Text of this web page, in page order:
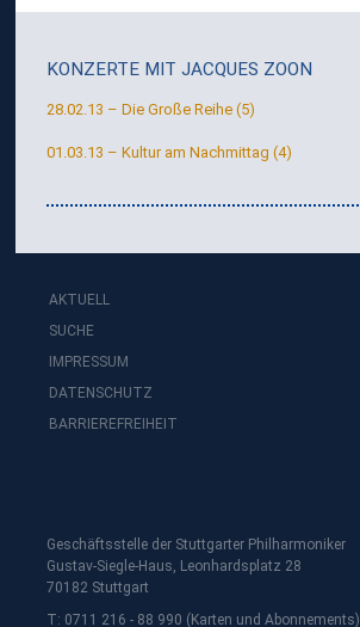
KONZERTE MIT JACQUES ZOON
28.02.13 – Die Große Reihe (5)
01.03.13 – Kultur am Nachmittag (4)
AKTUELL
SUCHE
IMPRESSUM
DATENSCHUTZ
BARRIEREFREIHEIT
Geschäftsstelle der Stuttgarter Philharmoniker
Gustav-Siegle-Haus, Leonhardsplatz 28
70182 Stuttgart
T: 0711 216 - 88 990 (Karten und Abonnements)